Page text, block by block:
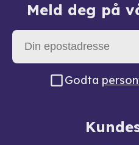
Meld deg på
Godta